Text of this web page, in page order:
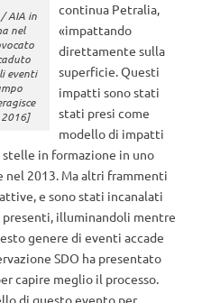
/ AIA in
nel
eventi
continua Petralia,
«impattando
direttamente sulla
superficie. Questi
impatti sono stati
stati presi come
modello di impatti
in formazione in uno
nel 2013. Ma altri frammenti
e sono stati incanalati
illuminandoli mentre
genere di eventi accade
SDO ha presentato
capire meglio il processo.
di questo evento per